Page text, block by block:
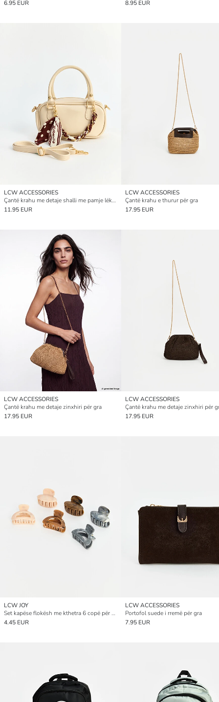
6.95 EUR 8.95 EUR
LCW ACCESSORIES
Çantë krahu me detaje shalli me pamje lëkure për gra
11.95 EUR
LCW ACCESSORIES
Çantë krahu e thurur për gra
17.95 EUR
LCW ACCESSORIES
Çantë krahu me detaje zinxhiri për gra
17.95 EUR
LCW ACCESSORIES
Çantë krahu me detaje zinxhiri për
17.95 EUR
LCW JOY
Set kapëse flokësh me kthetra 6 copë për gra
4.45 EUR
LCW ACCESSORIES
Portofol suede i rremë për gra
7.95 EUR